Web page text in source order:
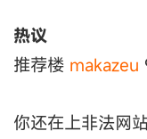
热议
推荐楼 makazeu
你还在上非法网